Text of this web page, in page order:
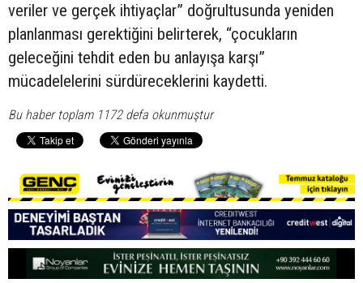
veriler ve gerçek ihtiyaçlar” doğrultusunda yeniden
planlanması gerektiğini belirterek, “çocukların
geleceğini tehdit eden bu anlayışa karşı”
mücadelelerini sürdüreceklerini kaydetti.
Bu haber toplam 1172 defa okunmuştur